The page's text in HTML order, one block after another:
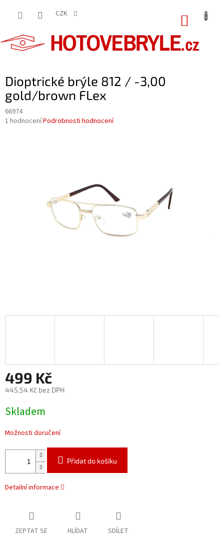
CZK
Dioptrické brýle 812 / -3,00
gold/brown FLex
66974
Průměrné
1 hodnoceníPodrobnosti hodnocení
499 Kč
445,54 Kč bez DPH
cena:
Skladem
Možnosti doručení
Přidat do košíku
Detailní informace
ZEPTAT SE HLÍDAT SDÍLET